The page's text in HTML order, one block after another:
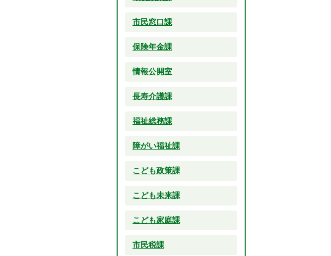
市民窓口課
保険年金課
情報公開室
長寿介護課
福祉総務課
障がい福祉課
こども政策課
こども未来課
こども家庭課
市民税課